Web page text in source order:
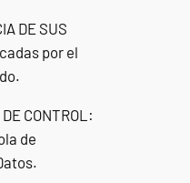
DE SUS
por el
CONTROL:
de